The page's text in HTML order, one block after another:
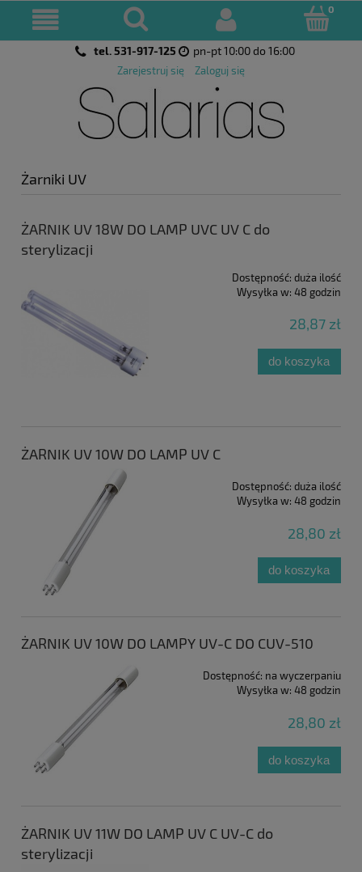
tel. 531-917-125 pn-pt 10:00 do 16:00
Zarejestruj się Zaloguj się
Żarniki UV
ŻARNIK UV 18W DO LAMP UVC UV C do
sterylizacji
Dostępność: duża ilość
Wysyłka w: 48 godzin
28,87 zł
do koszyka
ŻARNIK UV 10W DO LAMP UV C
Dostępność: duża ilość
Wysyłka w: 48 godzin
28,80 zł
do koszyka
ŻARNIK UV 10W DO LAMPY UV-C DO CUV-510
Dostępność: na wyczerpaniu
Wysyłka w: 48 godzin
28,80 zł
do koszyka
ŻARNIK UV 11W DO LAMP UV C UV-C do
sterylizacji